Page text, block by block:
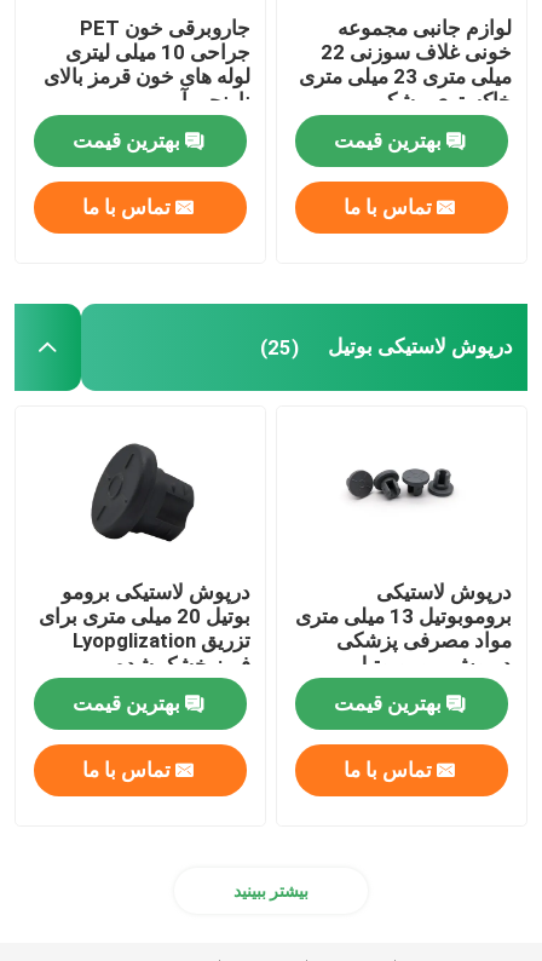
لوازم جانبی مجموعه
خونی غلاف سوزنی 22
میلی متری 23 میلی متری
خاکستری مشکی
بهترین قیمت
تماس با ما
جاروبرقی خون PET
جراحی 10 میلی لیتری
لوله های خون قرمز بالای
نارنجی آبی
بهترین قیمت
تماس با ما
درپوش لاستیکی بوتیل (25)
درپوش لاستیکی
بروموبوتیل 13 میلی متری
مواد مصرفی پزشکی
درپوش بروموبوتیل
بهترین قیمت
تماس با ما
درپوش لاستیکی برومو
بوتیل 20 میلی متری برای
تزریق Lyopglization
فریز خشک شده
بهترین قیمت
تماس با ما
بیشتر ببینید